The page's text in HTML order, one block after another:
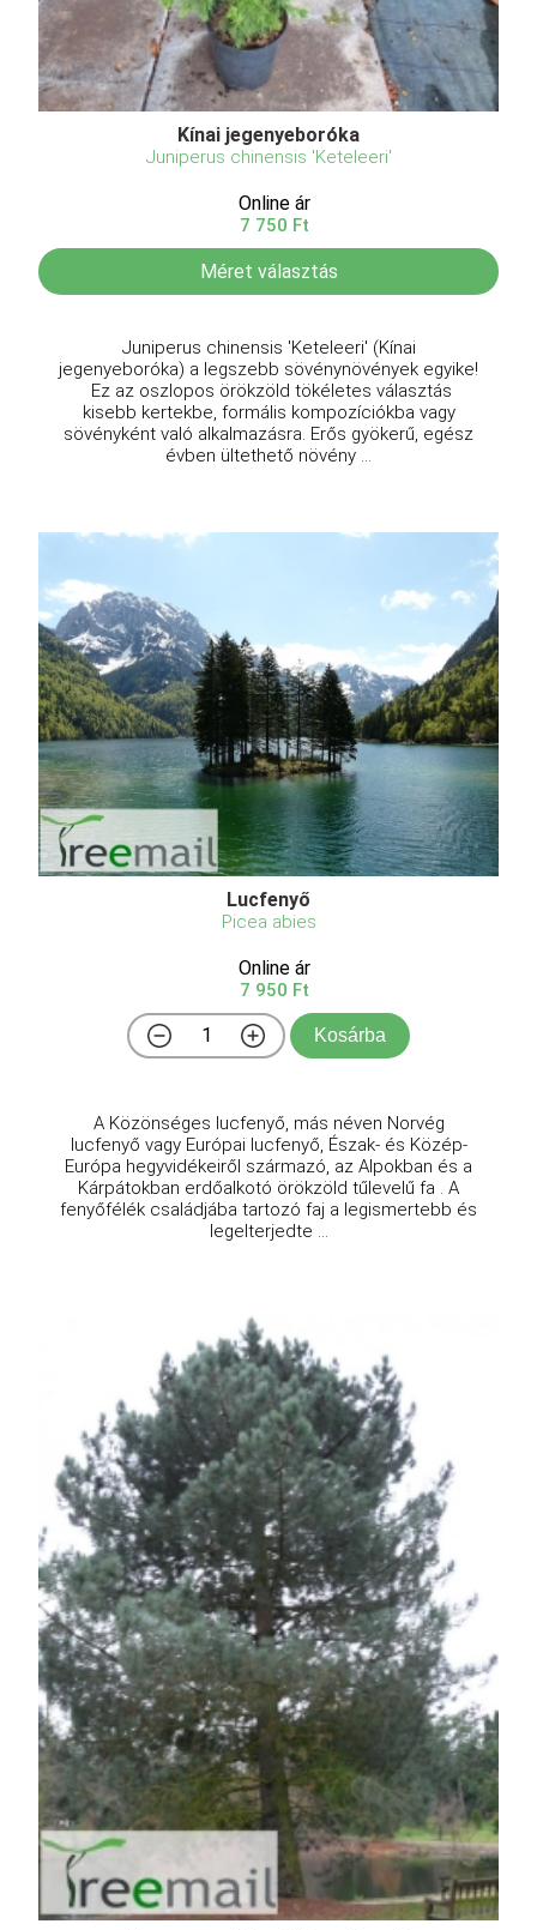
Kínai jegenyeboróka
Juniperus chinensis 'Keteleeri'
Online ár
7 750 Ft
Méret választás
Juniperus chinensis 'Keteleeri' (Kínai
jegenyeboróka) a legszebb sövénynövények egyike!
Ez az oszlopos örökzöld tökéletes választás
kisebb kertekbe, formális kompozíciókba vagy
sövényként való alkalmazásra. Erős gyökerű, egész
évben ültethető növény ...
Lucfenyő
Picea abies
Online ár
7 950 Ft
Kosárba
A Közönséges lucfenyő, más néven Norvég
lucfenyő vagy Európai lucfenyő, Észak- és Közép-
Európa hegyvidékeiről származó, az Alpokban és a
Kárpátokban erdőalkotó örökzöld tűlevelű fa . A
fenyőfélék családjába tartozó faj a legismertebb és
legelterjedte ...